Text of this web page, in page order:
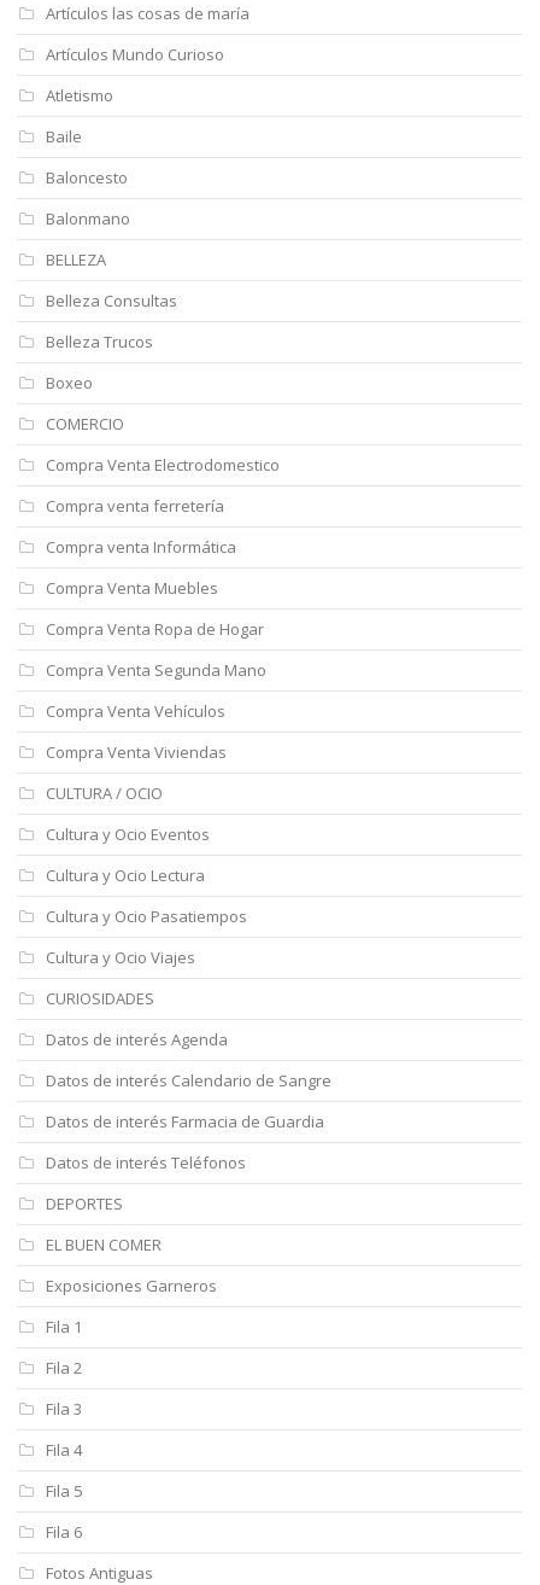
Artículos las cosas de maría
Artículos Mundo Curioso
Atletismo
Baile
Baloncesto
Balonmano
BELLEZA
Belleza Consultas
Belleza Trucos
Boxeo
COMERCIO
Compra Venta Electrodomestico
Compra venta ferretería
Compra venta Informática
Compra Venta Muebles
Compra Venta Ropa de Hogar
Compra Venta Segunda Mano
Compra Venta Vehículos
Compra Venta Viviendas
CULTURA / OCIO
Cultura y Ocio Eventos
Cultura y Ocio Lectura
Cultura y Ocio Pasatiempos
Cultura y Ocio Viajes
CURIOSIDADES
Datos de interés Agenda
Datos de interés Calendario de Sangre
Datos de interés Farmacia de Guardia
Datos de interés Teléfonos
DEPORTES
EL BUEN COMER
Exposiciones Garneros
Fila 1
Fila 2
Fila 3
Fila 4
Fila 5
Fila 6
Fotos Antiguas